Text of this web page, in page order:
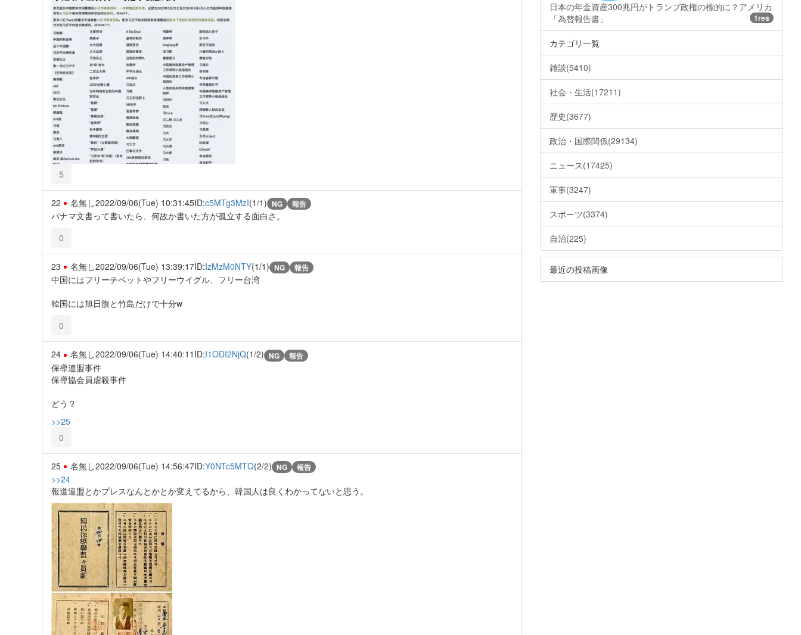
5
22 名無し2022/09/06(Tue) 10:31:45ID:c5MTg3MzI(1/1) NG 報告
パナマ文書って書いたら、何故か書いた方が孤立する面白さ。
0
23 名無し2022/09/06(Tue) 13:39:17ID:IzMzM0NTY(1/1) NG 報告
中国にはフリーチベットやフリーウイグル、フリー台湾
韓国には旭日旗と竹島だけで十分w
0
24 名無し2022/09/06(Tue) 14:40:11 ID:I1ODI2NjQ(1/2) NG 報告
保導連盟事件
保導協会員虐殺事件
どう？
>>25
0
25 名無し2022/09/06(Tue) 14:56:47ID:Y0NTc5MTQ(2/2) NG 報告
>>24
報道連盟とかプレスなんとかとか変えてるから、韓国人は良くわかってないと思う。
日本の年金資産300兆円がトランプ政権の標的に？アメリカ
「為替報告書」
1res
カテゴリ一覧
雑談(5410)
社会・生活(17211)
歴史(3677)
政治・国際関係(29134)
ニュース(17425)
軍事(3247)
スポーツ(3374)
自治(225)
最近の投稿画像